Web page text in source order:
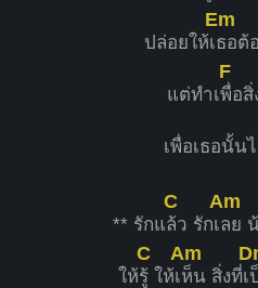
ปล่อยให้เ
Em
ธอต้
แต่ทำเ
F
พื่อสิ่
เพื่อเธอนั้น
** รักแ
C
ล้ว รักเ
Am
ลย
ให้
C
รู้ ให้เ
Am
ห็น สิ่งที่เ